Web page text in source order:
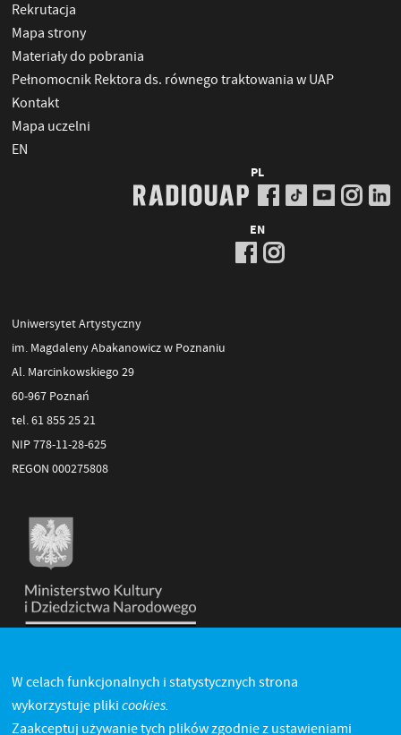
Rekrutacja
Mapa strony
Materiały do pobrania
Pełnomocnik Rektora ds. równego traktowania w UAP
Kontakt
Mapa uczelni
EN
PL
EN
Uniwersytet Artystyczny
im. Magdaleny Abakanowicz w Poznaniu
Al. Marcinkowskiego 29
60-967 Poznań
tel. 61 855 25 21
NIP 778-11-28-625
REGON 000275808
W celach funkcjonalnych i statystycznych strona
wykorzystuje pliki cookies.
Zaakceptuj używanie tych plików zgodnie z ustawieniami